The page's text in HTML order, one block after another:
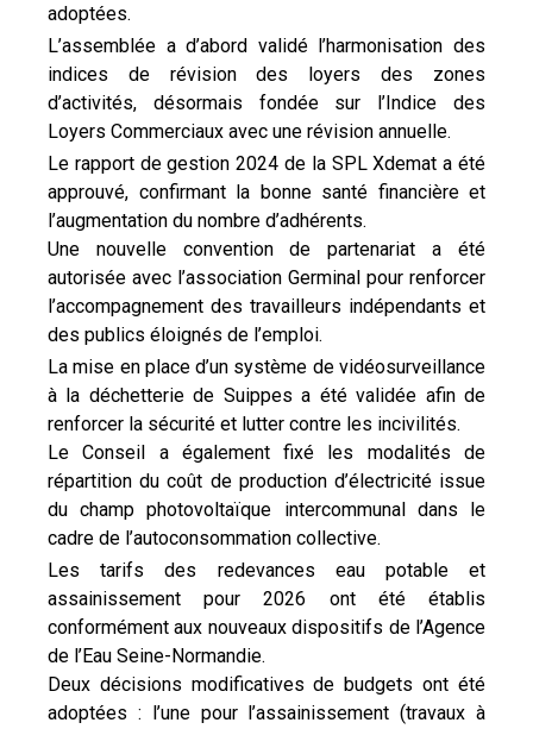
adoptées.
L’assemblée a d’abord validé l’harmonisation des
indices de révision des loyers des zones
d’activités, désormais fondée sur l’Indice des
Loyers Commerciaux avec une révision annuelle.
Le rapport de gestion 2024 de la SPL Xdemat a été
approuvé, confirmant la bonne santé financière et
l’augmentation du nombre d’adhérents.
Une nouvelle convention de partenariat a été
autorisée avec l’association Germinal pour renforcer
l’accompagnement des travailleurs indépendants et
des publics éloignés de l’emploi.
La mise en place d’un système de vidéosurveillance
à la déchetterie de Suippes a été validée afin de
renforcer la sécurité et lutter contre les incivilités.
Le Conseil a également fixé les modalités de
répartition du coût de production d’électricité issue
du champ photovoltaïque intercommunal dans le
cadre de l’autoconsommation collective.
Les tarifs des redevances eau potable et
assainissement pour 2026 ont été établis
conformément aux nouveaux dispositifs de l’Agence
de l’Eau Seine-Normandie.
Deux décisions modificatives de budgets ont été
adoptées : l’une pour l’assainissement (travaux à